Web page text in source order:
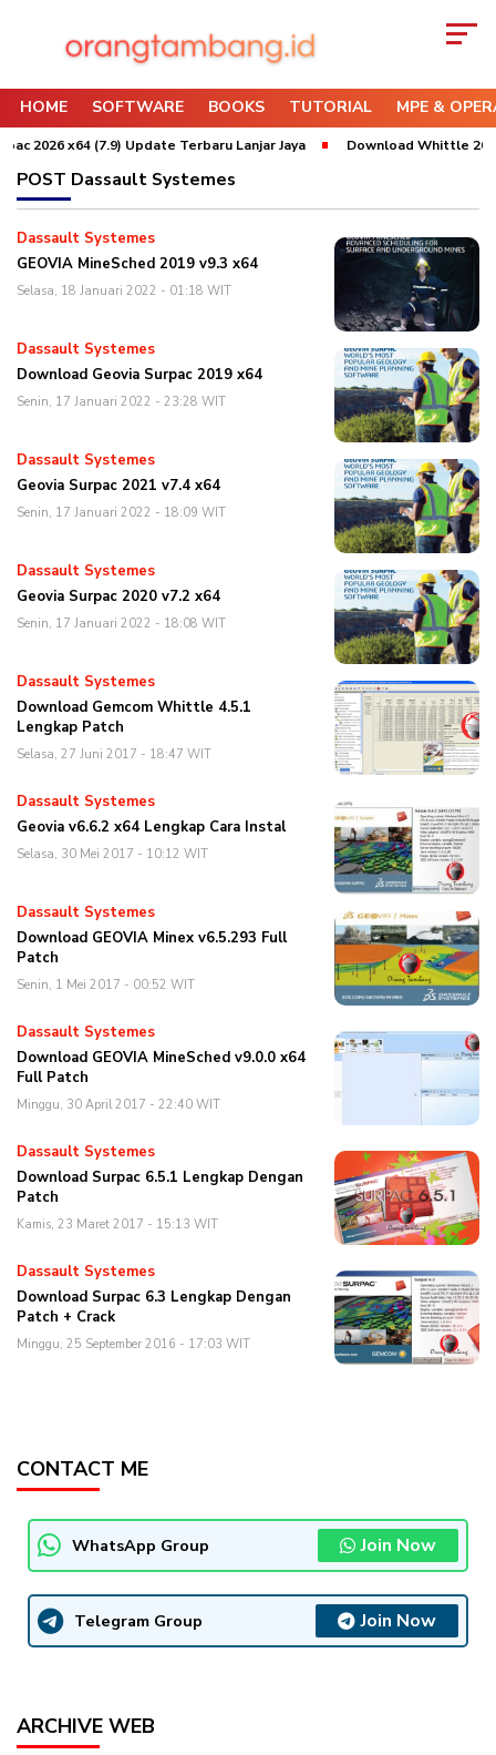
HOME SOFTWARE BOOKS TUTORIAL MPE &
2026 x64 (7.9) Update Terbaru Lanjar Jaya Download Whittle
POST Dassault Systemes
Dassault Systemes
GEOVIA MineSched 2019 v9.3 x64
Selasa, 18 Januari 2022 - 01:18 WIT
Dassault Systemes
Download Geovia Surpac 2019 x64
Senin, 17 Januari 2022 - 23:28 WIT
Dassault Systemes
Geovia Surpac 2021 v7.4 x64
Senin, 17 Januari 2022 - 18:09 WIT
Dassault Systemes
Geovia Surpac 2020 v7.2 x64
Senin, 17 Januari 2022 - 18:08 WIT
Dassault Systemes
Download Gemcom Whittle 4.5.1
Lengkap Patch
Selasa, 27 Juni 2017 - 18:47 WIT
Dassault Systemes
Geovia v6.6.2 x64 Lengkap Cara Instal
Selasa, 30 Mei 2017 - 10:12 WIT
Dassault Systemes
Download GEOVIA Minex v6.5.293 Full
Patch
Senin, 1 Mei 2017 - 00:52 WIT
Dassault Systemes
Download GEOVIA MineSched v9.0.0 x64
Full Patch
Minggu, 30 April 2017 - 22:40 WIT
Dassault Systemes
Download Surpac 6.5.1 Lengkap Dengan
Patch
Kamis, 23 Maret 2017 - 15:13 WIT
Dassault Systemes
Download Surpac 6.3 Lengkap Dengan
Patch + Crack
Minggu, 25 September 2016 - 17:03 WIT
CONTACT ME
WhatsApp Group Join Now
Telegram Group Join Now
ARCHIVE WEB